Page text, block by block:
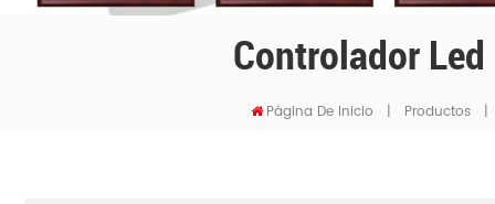
Controlador
Página De Inicio | Productos |